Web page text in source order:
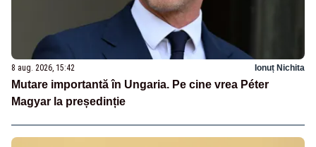
8 aug. 2026, 15:42 Ionuț Nichita
Mutare importantă în Ungaria. Pe cine vrea Péter
Magyar la președinție